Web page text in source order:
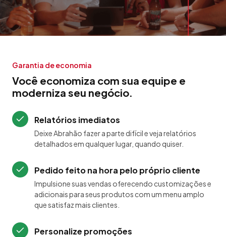
Garantia de economia
Você economiza com sua equipe e
moderniza seu negócio.
Relatórios imediatos
Deixe Abrahão fazer a parte difícil e veja relatórios
detalhados em qualquer lugar, quando quiser.
Pedido feito na hora pelo próprio cliente
Impulsione suas vendas oferecendo customizações e
adicionais para seus produtos com um menu amplo
que satisfaz mais clientes.
Personalize promoções